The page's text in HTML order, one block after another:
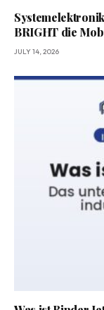
BRIGHT die
JULY 14, 2026